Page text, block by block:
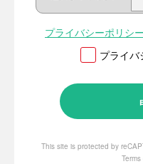
プライバシーポリシー
プライバ
This site is protected by